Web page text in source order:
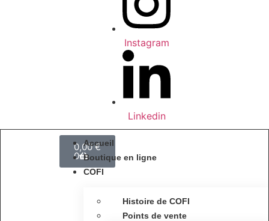
Instagram
Linkedin
0,00€
0
Accueil
Boutique en ligne
COFI
Histoire de COFI
Points de vente